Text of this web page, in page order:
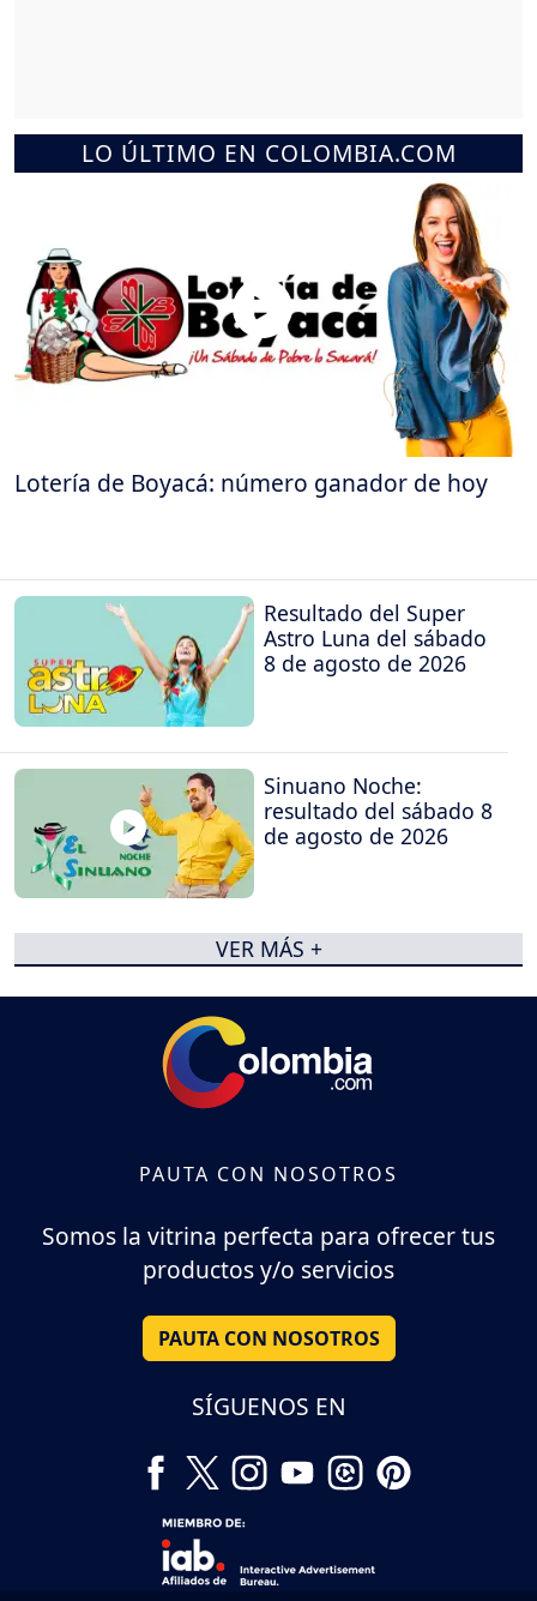
LO ÚLTIMO EN COLOMBIA.COM
Lotería de Boyacá: número ganador de hoy
Resultado del Super
Astro Luna del sábado
8 de agosto de 2026
Sinuano Noche:
resultado del sábado 8
de agosto de 2026
VER MÁS +
PAUTA CON NOSOTROS
Somos la vitrina perfecta para ofrecer tus
productos y/o servicios
PAUTA CON NOSOTROS
SÍGUENOS EN